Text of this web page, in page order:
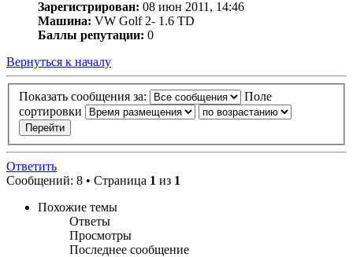
Зарегистрирован: 08 июн 2011, 14:46
Машина: VW Golf 2- 1.6 TD
Баллы репутации: 0
Вернуться к началу
Показать сообщения за:
Поле
сортировки
Ответить
Сообщений: 8 • Страница 1 из 1
Похожие темы
Ответы
Просмотры
Последнее сообщение